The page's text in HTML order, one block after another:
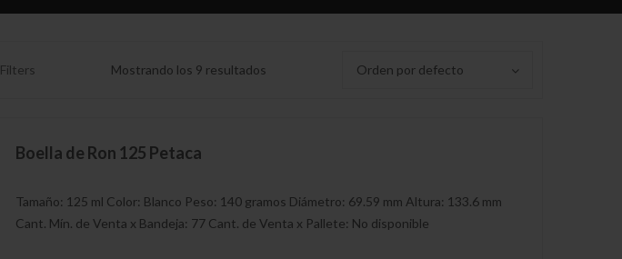
Filters Mostrando los 9 resultados Orden por defecto
Boella de Ron 125 Petaca
Tamaño: 125 ml Color: Blanco Peso: 140 gramos Diámetro: 69.59 mm Altura: 133.6 mm
Cant. Mín. de Venta x Bandeja: 77 Cant. de Venta x Pallete: No disponible